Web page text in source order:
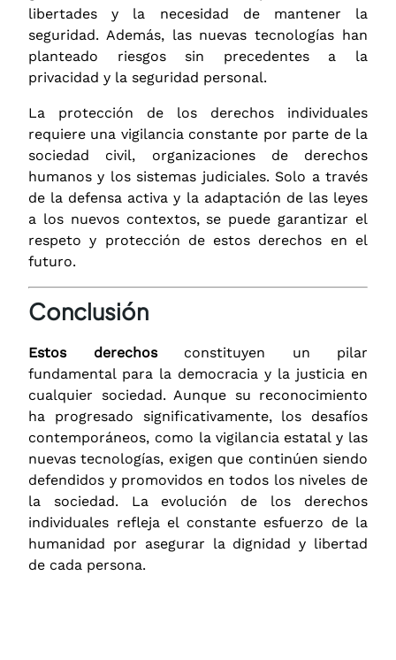
libertades y la necesidad de mantener la
seguridad. Además, las nuevas tecnologías han
planteado riesgos sin precedentes a la
privacidad y la seguridad personal.
La protección de los derechos individuales
requiere una vigilancia constante por parte de la
sociedad civil, organizaciones de derechos
humanos y los sistemas judiciales. Solo a través
de la defensa activa y la adaptación de las leyes
a los nuevos contextos, se puede garantizar el
respeto y protección de estos derechos en el
futuro.
Conclusión
Estos derechos constituyen un pilar
fundamental para la democracia y la justicia en
cualquier sociedad. Aunque su reconocimiento
ha progresado significativamente, los desafíos
contemporáneos, como la vigilancia estatal y las
nuevas tecnologías, exigen que continúen siendo
defendidos y promovidos en todos los niveles de
la sociedad. La evolución de los derechos
individuales refleja el constante esfuerzo de la
humanidad por asegurar la dignidad y libertad
de cada persona.